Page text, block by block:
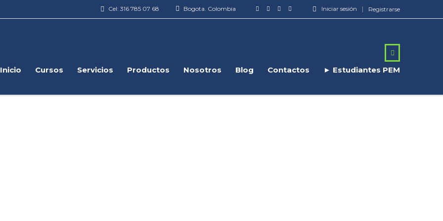
Iniciar sesión Registrarse
Bogota. Colombia
Cel: 316 785 07 68
Inicio Cursos Servicios Productos Nosotros Blog Contactos ► Estudiantes PEM